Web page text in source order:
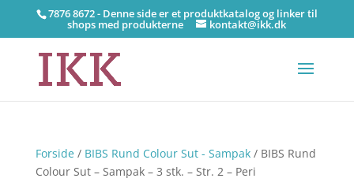
7876 8672 - Denne side er et produktkatalog og linker til
shops med produkterne kontakt@ikk.dk
Forside/ BIBS Rund Colour Sut - Sampak/ BIBS Rund
Colour Sut – Sampak – 3 stk. – Str. 2 – Peri